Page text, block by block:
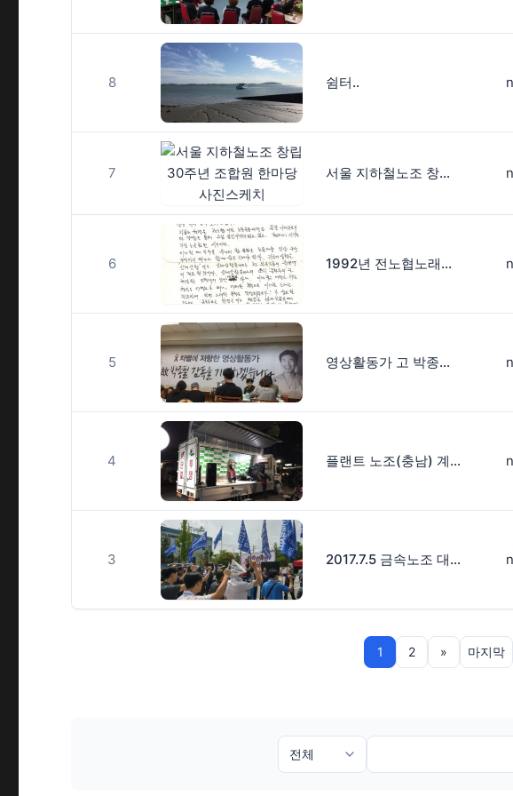
8 쉼터..
7 서울 지하철노조 창립 30주년 조합원 한마당 사진스케치
6 1992년 전노협노래테입2집 제작 기획서. 옛글 스캔^^
5 영상활동가 고 박종필 동지 추모제 사진스케치.
4 플랜트 노조(충남) 계동 현대건설 본사앞 상경투쟁
3 2017.7.5 금속노조 대전충남지부 총파업 출정식
1 2 » 마지막